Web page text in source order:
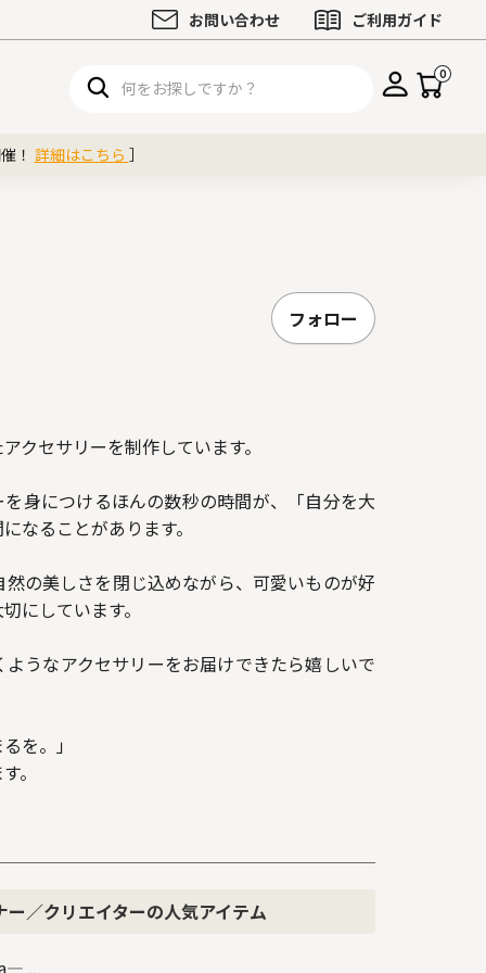
お問い合わせ ご利用ガイド
0
！ 詳細はこちら ］
フォロー
クセサリーを制作しています。
身につけるほんの数秒の時間が、「自分を大
なることがあります。
の美しさを閉じ込めながら、可愛いものが好
にしています。
うなアクセサリーをお届けできたら嬉しいで
を。」
。
ー／クリエイターの人気アイテム
...